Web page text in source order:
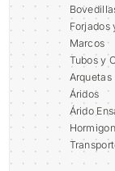
Forjados
Marcos
Tubos y
Arquetas
Áridos
Árido